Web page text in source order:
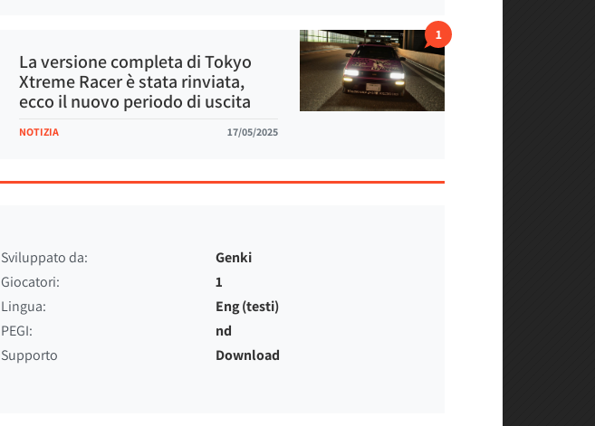
La versione completa di Tokyo
Xtreme Racer è stata rinviata,
ecco il nuovo periodo di uscita
NOTIZIA 17/05/2025
1
Sviluppato da:
Genki
Giocatori:
1
Lingua:
Eng (testi)
PEGI:
nd
Supporto
Download